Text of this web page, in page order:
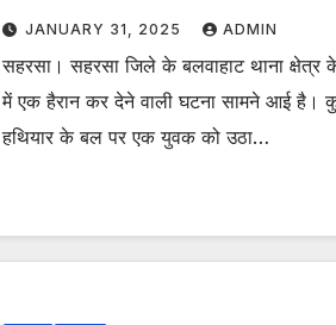
JANUARY 31, 2025 ADMIN
सहरसा। सहरसा जिले के बलवाहाट थाना क्षेत्र
में एक हैरान कर देने वाली घटना सामने आई है।
हथियार के बल पर एक युवक को उठा…